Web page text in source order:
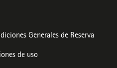
Generales de Reserva
de uso